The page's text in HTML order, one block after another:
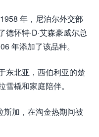
年，尼泊尔外交部
怀特·D·艾森豪威尔总
年添加了该品种。
东北亚，西伯利亚的楚
橇和家庭陪伴。
斯加，在淘金热期间被